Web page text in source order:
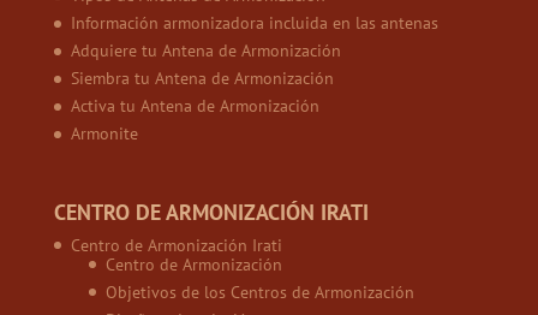
Información armonizadora incluida en las antenas
Adquiere tu Antena de Armonización
Siembra tu Antena de Armonización
Activa tu Antena de Armonización
Armonite
CENTRO DE ARMONIZACIÓN IRATI
Centro de Armonización Irati
Centro de Armonización
Objetivos de los Centros de Armonización